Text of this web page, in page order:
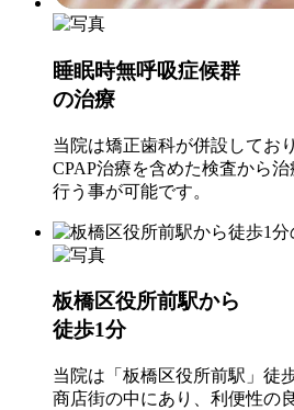
睡眠時無呼吸症候群
の治療
当院は矯正歯科が併設してお
CPAP治療を含めた検査から
行う事が可能です。
板橋区役所前駅から
徒歩1分
当院は「板橋区役所前駅」徒
商店街の中にあり、利便性の